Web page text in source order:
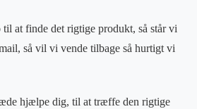
at finde det rigtige produkt, så står vi
så vil vi vende tilbage så hurtigt vi
hjælpe dig, til at træffe den rigtige